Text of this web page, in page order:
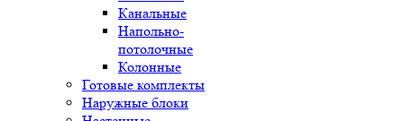
Канальные
Напольно-
потолочные
Колонные
Готовые комплекты
Наружные блоки